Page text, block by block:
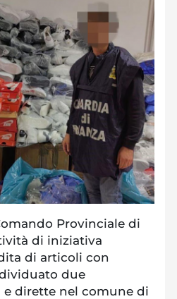
Provinciale di
di iniziativa
di articoli con
due
dirette nel comune di